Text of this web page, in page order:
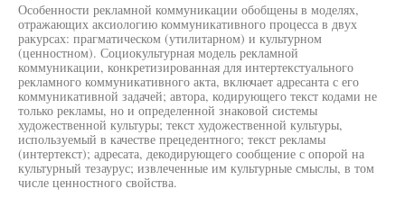
Особенности рекламной коммуникации обобщены в моделях,
отражающих аксиологию коммуникативного процесса в двух
ракурсах: прагматическом (утилитарном) и культурном
(ценностном). Социокультурная модель рекламной
коммуникации, конкретизированная для интертекстуального
рекламного коммуникативного акта, включает адресанта с его
коммуникативной задачей; автора, кодирующего текст кодами не
только рекламы, но и определенной знаковой системы
художественной культуры; текст художественной культуры,
используемый в качестве прецедентного; текст рекламы
(интертекст); адресата, декодирующего сообщение с опорой на
культурный тезаурус; извлеченные им культурные смыслы, в том
числе ценностного свойства.